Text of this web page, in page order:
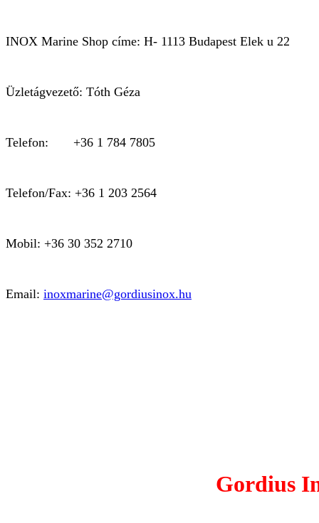
INOX Marine Shop címe: H- 1113 Budapest Elek u 22
Üzletágvezető: Tóth Géza
Telefon: +36 1 784 7805
Telefon/Fax: +36 1 203 2564
Mobil: +36 30 352 2710
Email: inoxmarine@gordiusinox.hu
Gordius